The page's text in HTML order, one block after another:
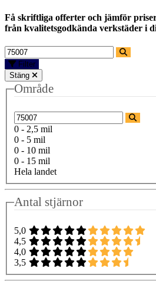
Få skriftliga offerter och jämför
från kvalitetsgodkända verkstäder i
Filter
Stäng
Område
0 - 2,5 mil
0 - 5 mil
0 - 10 mil
0 - 15 mil
Hela landet
Antal stjärnor
5,0
4,5
4,0
3,5